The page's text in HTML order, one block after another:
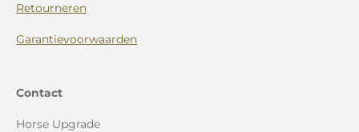
Retourneren
Garantievoorwaarden
Contact
Horse Upgrade